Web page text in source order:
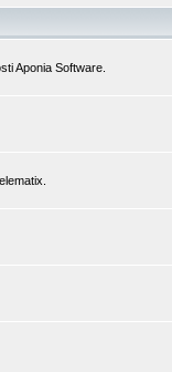
Aponia Software.